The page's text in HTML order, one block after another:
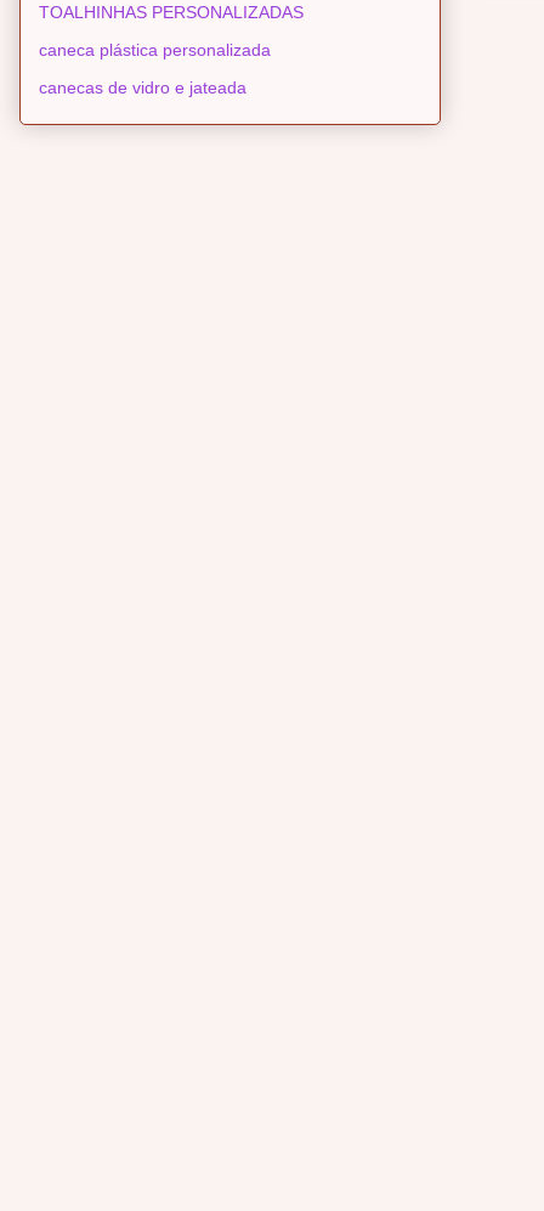
TOALHINHAS PERSONALIZADAS
caneca plástica personalizada
canecas de vidro e jateada